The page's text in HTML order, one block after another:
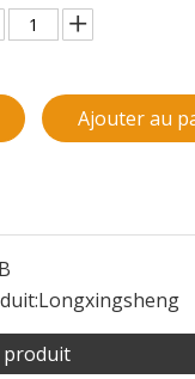
Ajouter au
Longxingsheng
produit